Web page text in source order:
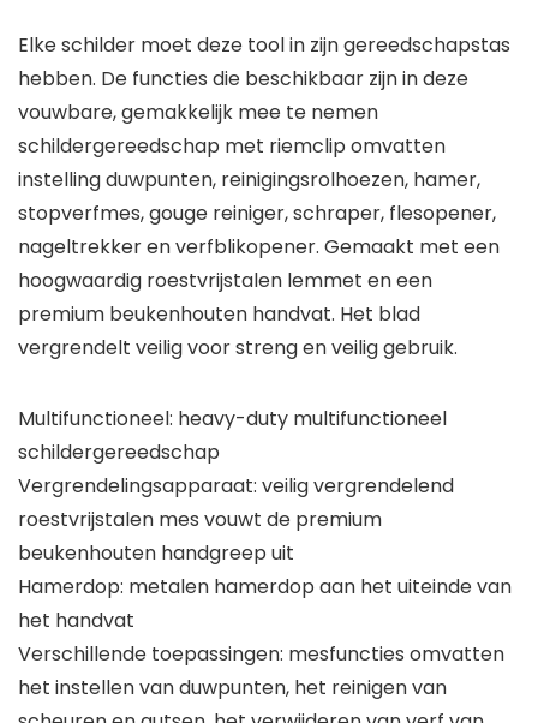
Elke schilder moet deze tool in zijn gereedschapstas
hebben. De functies die beschikbaar zijn in deze
vouwbare, gemakkelijk mee te nemen
schildergereedschap met riemclip omvatten
instelling duwpunten, reinigingsrolhoezen, hamer,
stopverfmes, gouge reiniger, schraper, flesopener,
nageltrekker en verfblikopener. Gemaakt met een
hoogwaardig roestvrijstalen lemmet en een
premium beukenhouten handvat. Het blad
vergrendelt veilig voor streng en veilig gebruik.
Multifunctioneel: heavy-duty multifunctioneel
schildergereedschap
Vergrendelingsapparaat: veilig vergrendelend
roestvrijstalen mes vouwt de premium
beukenhouten handgreep uit
Hamerdop: metalen hamerdop aan het uiteinde van
het handvat
Verschillende toepassingen: mesfuncties omvatten
het instellen van duwpunten, het reinigen van